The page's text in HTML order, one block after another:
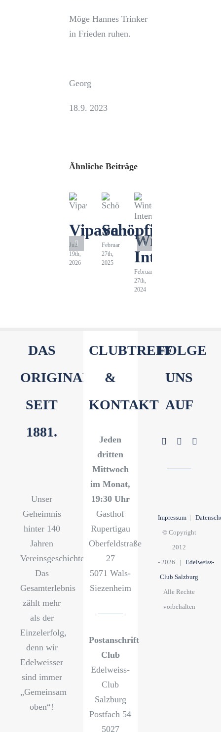
Möge Hannes Trinker
in Frieden ruhen.
Georg
18.9. 2023
Ähnliche Beiträge
Vipava
Juli
19th,
2026
Schöpfing
Februar
27th,
2025
Intermezzo
Februar
27th,
2024
DAS
ORIGINAL
SEIT
1881.
Unser
Geheimnis
hinter 140
Jahren
Vereinsgeschichte?
Das
Gesamterlebnis
zählt mehr
als der
Einzelerfolg,
denn wir
Edelweisser
sind immer
„Gemeinsam
oben“!
CLUBTREFF
&
KONTAKT
Jeden
dritten
Mittwoch
im Monat,
19:30 Uhr
Gasthof
Rupertigau
Oberfeldstraße
27
5071 Wals-
Siezenheim
Postanschrift
Club
Edelweiss-
Club
Salzburg
Postfach 54
5027
FOLGE
UNS
AUF
Impressum|
© Copyright
2012
- 2026 | Edelweiss-
Club Salzburg
Alle Rechte
vorbehalten